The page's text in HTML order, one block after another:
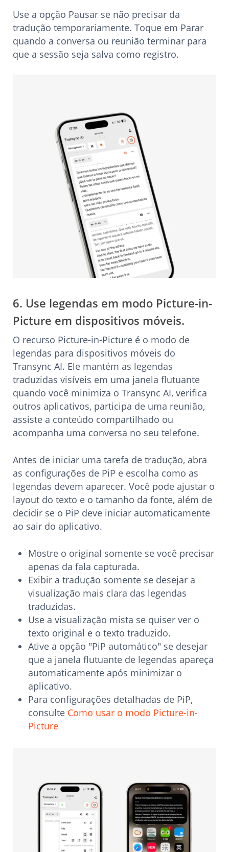
Use a opção Pausar se não precisar da
tradução temporariamente. Toque em Parar
quando a conversa ou reunião terminar para
que a sessão seja salva como registro.
6. Use legendas em modo Picture-in-
Picture em dispositivos móveis.
O recurso Picture-in-Picture é o modo de
legendas para dispositivos móveis do
Transync AI. Ele mantém as legendas
traduzidas visíveis em uma janela flutuante
quando você minimiza o Transync AI, verifica
outros aplicativos, participa de uma reunião,
assiste a conteúdo compartilhado ou
acompanha uma conversa no seu telefone.
Antes de iniciar uma tarefa de tradução, abra
as configurações de PiP e escolha como as
legendas devem aparecer. Você pode ajustar o
layout do texto e o tamanho da fonte, além de
decidir se o PiP deve iniciar automaticamente
ao sair do aplicativo.
Mostre o original somente se você precisar
apenas da fala capturada.
Exibir a tradução somente se desejar a
visualização mais clara das legendas
traduzidas.
Use a visualização mista se quiser ver o
texto original e o texto traduzido.
Ative a opção "PiP automático" se desejar
que a janela flutuante de legendas apareça
automaticamente após minimizar o
aplicativo.
Para configurações detalhadas de PiP,
consulte Como usar o modo Picture-in-
Picture